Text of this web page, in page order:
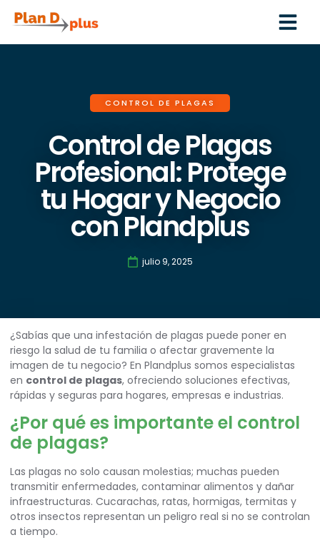
CONTROL DE PLAGAS
Control de Plagas
Profesional: Protege
tu Hogar y Negocio
con Plandplus
julio 9, 2025
¿Sabías que una infestación de plagas puede poner en
riesgo la salud de tu familia o afectar gravemente la
imagen de tu negocio? En Plandplus somos especialistas
en control de plagas, ofreciendo soluciones efectivas,
rápidas y seguras para hogares, empresas e industrias.
¿Por qué es importante el control
de plagas?
Las plagas no solo causan molestias; muchas pueden
transmitir enfermedades, contaminar alimentos y dañar
infraestructuras. Cucarachas, ratas, hormigas, termitas y
otros insectos representan un peligro real si no se controlan
a tiempo.